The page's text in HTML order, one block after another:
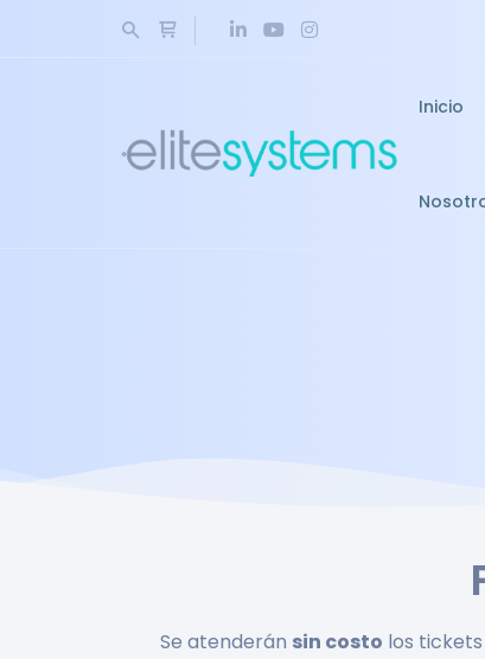
Inicio
Se atenderán sin costo los tickets